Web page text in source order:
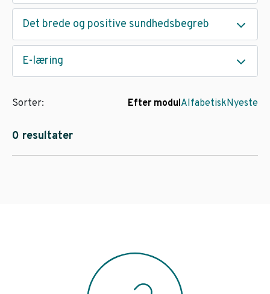
Det brede og positive sundhedsbegreb
E-læring
0 resultater
Sorter: Efter modulAlfabetiskNyeste